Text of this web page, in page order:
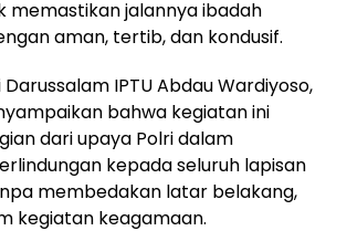
memastikan jalannya ibadah
aman, tertib, dan kondusif.
IPTU Abdau Wardiyoso,
bahwa kegiatan ini
dari upaya Polri dalam
kepada seluruh lapisan
membedakan latar belakang,
kegiatan keagamaan.